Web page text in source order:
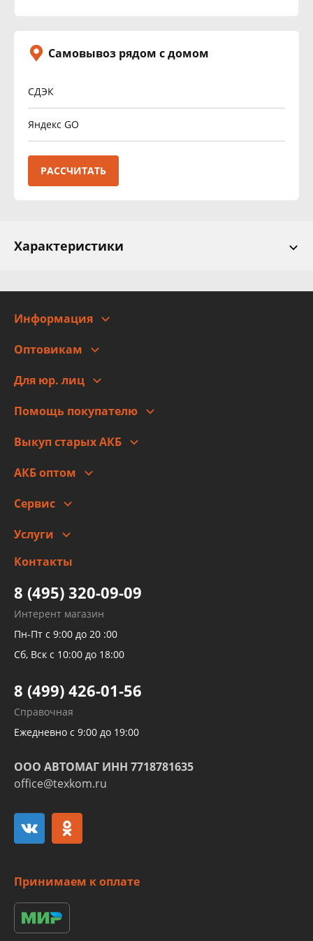
Самовывоз рядом с домом
СДЭК
Яндекс GO
РАССЧИТАТЬ
Характеристики
Информация
Адреса
Новости
Правовая информация
Оптовикам
Для юр. лиц
Помощь покупателю
Оплата
Гарантии и возврат
Выкуп старых АКБ
АКБ оптом
Сервис
Заправка кондиционера авто
Детейлинг
Услуги
высокого давления
Тормозных трубок
Рукавов гидроусилителей
Рукавов компрессоров и турбин
Трубок кондиционеров
Развертка пайка медных стальных
алюминиевых трубок и штуцеров
Контакты
8 (495) 320-09-09
Интерент магазин
Пн-Пт с 9:00 до 20 :00
Сб, Вск с 10:00 до 18:00
8 (499) 426-01-56
Справочная
Ежедневно с 9:00 до 19:00
ООО АВТОМАГ ИНН 7718781635
office@texkom.ru
Принимаем к оплате